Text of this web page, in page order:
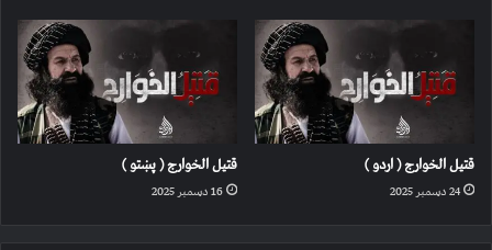
قتیل الخوارج ( اردو )
24 دسمبر 2025
قتیل الخوارج ( پښتو )
16 دسمبر 2025